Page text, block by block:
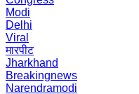
Modi
Delhi
Viral
मारपीट
Jharkhand
Breakingnews
Narendramodi